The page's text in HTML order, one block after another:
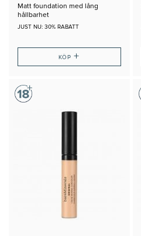
Matt foundation med lång
hållbarhet
JUST NU: 30% RABATT
KÖP+